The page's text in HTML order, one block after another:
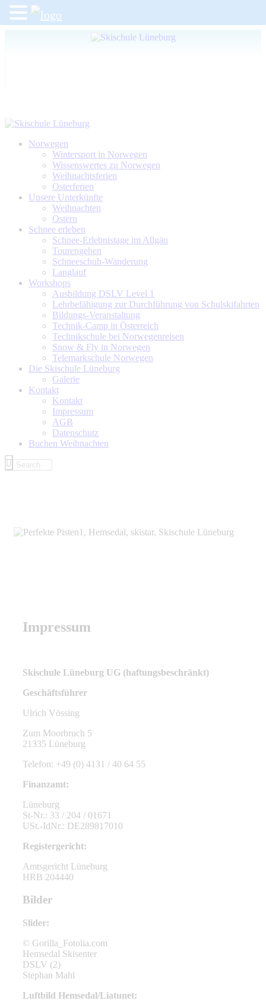
Norwegen
Wintersport in Norwegen
Wissenswertes zu Norwegen
Weihnachtsferien
Osterferien
Unsere Unterkünfte
Weihnachten
Ostern
Schnee erleben
Schnee-Erlebnistage im Allgäu
Tourengehen
Schneeschuh-Wanderung
Langlauf
Workshops
Ausbildung DSLV Level 1
Lehrbefähigung zur Durchführung von Schulskifahrten
Bildungs-Veranstaltung
Technik-Camp in Österreich
Technikschule bei Norwegenreisen
Snow & Fly in Norwegen
Telemarkschule Norwegen
Die Skischule Lüneburg
Galerie
Kontakt
Kontakt
Impressum
AGB
Datenschutz
Buchen Weihnachten
Impressum
Skischule Lüneburg UG (haftungsbeschränkt)
Geschäftsführer
Ulrich Vössing
Zum Moorbruch 5
21335 Lüneburg
Telefon: +49 (0) 4131 / 40 64 55
Finanzamt:
Lüneburg
St-Nr.: 33 / 204 / 01671
USt.-IdNr.: DE289817010
Registergericht:
Amtsgericht Lüneburg
HRB 204440
Bilder
Slider:
© Gorilla_Fotolia.com
Hemsedal Skisenter
DSLV (2)
Stephan Mahl
Luftbild Hemsedal/Liatunet: